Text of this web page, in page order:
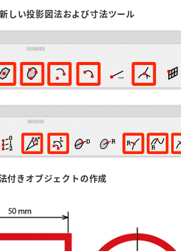
しい投影図法および寸法ツール
付きオブジェクトの作成